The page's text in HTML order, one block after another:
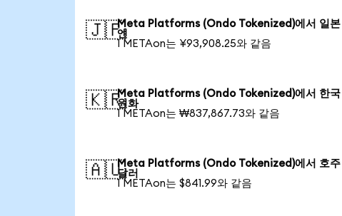
🇯🇵Meta Platforms (Ondo Tokenized)에서 일본
엔
1 METAon는 ¥93,908.25와 같음
🇰🇷Meta Platforms (Ondo Tokenized)에서 한국
원화
1 METAon는 ₩837,867.73와 같음
🇦🇺Meta Platforms (Ondo Tokenized)에서 호주
달러
1 METAon는 $841.99와 같음